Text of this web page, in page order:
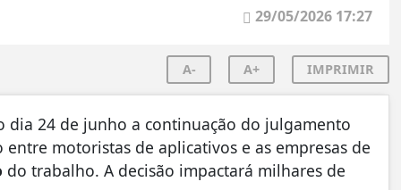
29/05/2026 17:27
A- A+ IMPRIMIR
dia 24 de junho a continuação do julgamento
motoristas de aplicativos e as empresas de
do trabalho. A decisão impactará milhares de